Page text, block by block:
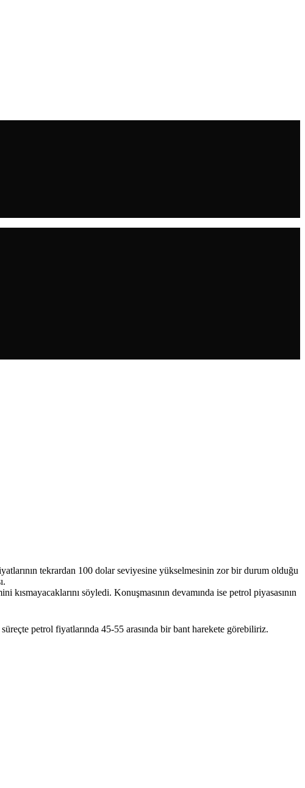
tekrardan 100 dolar seviyesine yükselmesinin zor bir durum olduğu
söyledi. Konuşmasının devamında ise petrol piyasasının
petrol fiyatlarında 45-55 arasında bir bant harekete görebiliriz.